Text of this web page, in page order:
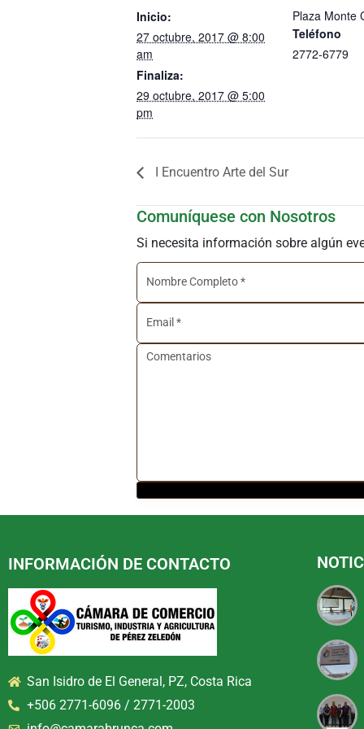
Inicio:
27 octubre, 2017 @ 8:00
am
Finaliza:
29 octubre, 2017 @ 5:00
pm
Plaza Monte
Teléfono
2772-6779
I Encuentro Arte del Sur
Comuníquese con Nosotros
Si necesita información sobre algún
INFORMACIÓN DE CONTACTO
San Isidro de El General, PZ, Costa Rica
+506 2771-6096 / 2771-2003